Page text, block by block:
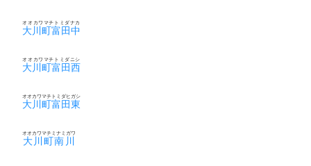
大川町富田中
オオカワマチトミダナカ
大川町富田西
オオカワマチトミダニシ
大川町富田東
オオカワマチトミダヒガシ
大川町南川
オオカワマチミナミガワ